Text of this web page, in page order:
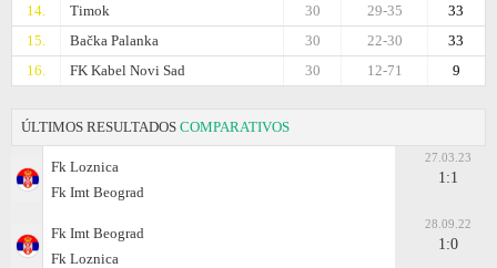
14.
Timok 33
29-35
30
15.
Bačka Palanka 33
22-30
30
16.
FK Kabel Novi Sad 9
12-71
30
ÚLTIMOS RESULTADOS COMPARATIVOS
Fk Loznica
Fk Imt Beograd
27.03.23
1:1
Fk Imt Beograd
Fk Loznica
28.09.22
1:0